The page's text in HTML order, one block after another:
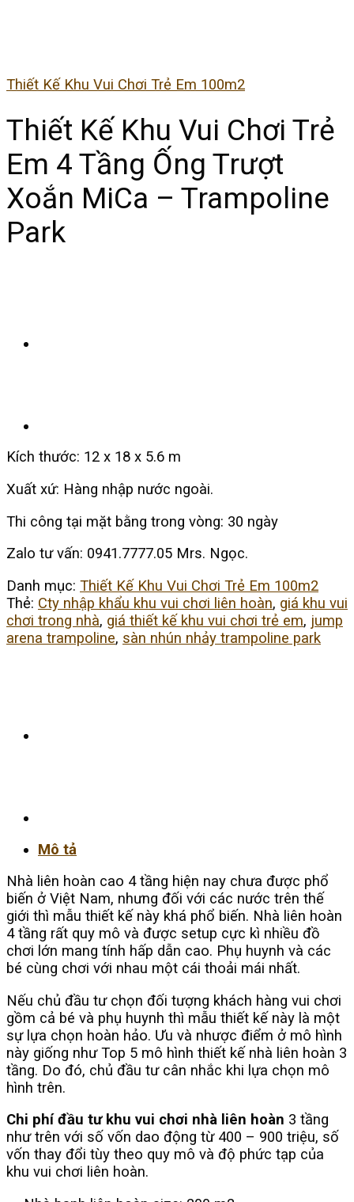
Thiết Kế Khu Vui Chơi Trẻ Em 100m2
Thiết Kế Khu Vui Chơi Trẻ
Em 4 Tầng Ống Trượt
Xoắn MiCa – Trampoline
Park
Kích thước: 12 x 18 x 5.6 m
Xuất xứ: Hàng nhập nước ngoài.
Thi công tại mặt bằng trong vòng: 30 ngày
Zalo tư vấn: 0941.7777.05 Mrs. Ngọc.
Danh mục: Thiết Kế Khu Vui Chơi Trẻ Em 100m2
Thẻ: Cty nhập khẩu khu vui chơi liên hoàn, giá khu vui
chơi trong nhà, giá thiết kế khu vui chơi trẻ em, jump
arena trampoline, sàn nhún nhảy trampoline park
Mô tả
Nhà liên hoàn cao 4 tầng hiện nay chưa được phổ
biến ở Việt Nam, nhưng đối với các nước trên thế
giới thì mẫu thiết kế này khá phổ biến. Nhà liên hoàn
4 tầng rất quy mô và được setup cực kì nhiều đồ
chơi lớn mang tính hấp dẫn cao. Phụ huynh và các
bé cùng chơi với nhau một cái thoải mái nhất.
Nếu chủ đầu tư chọn đối tượng khách hàng vui chơi
gồm cả bé và phụ huynh thì mẫu thiết kế này là một
sự lựa chọn hoàn hảo. Ưu và nhược điểm ở mô hình
này giống như Top 5 mô hình thiết kế nhà liên hoàn 3
tầng. Do đó, chủ đầu tư cân nhắc khi lựa chọn mô
hình trên.
Chi phí đầu tư khu vui chơi nhà liên hoàn 3 tầng
như trên với số vốn dao động từ 400 – 900 triệu, số
vốn thay đổi tùy theo quy mô và độ phức tạp của
khu vui chơi liên hoàn.